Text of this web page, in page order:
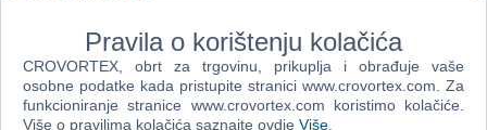
The Sims Pet Stories (PC)
Zoo Tycoon 2 Extinct Animals (PC)
Pravila o korištenju kolačića
CROVORTEX, obrt za trgovinu, prikuplja i obrađuje vaše
osobne podatke kada pristupite stranici www.crovortex.com. Za
funkcioniranje stranice www.crovortex.com koristimo kolačiće.
Više o pravilima kolačića saznajte ovdje Više